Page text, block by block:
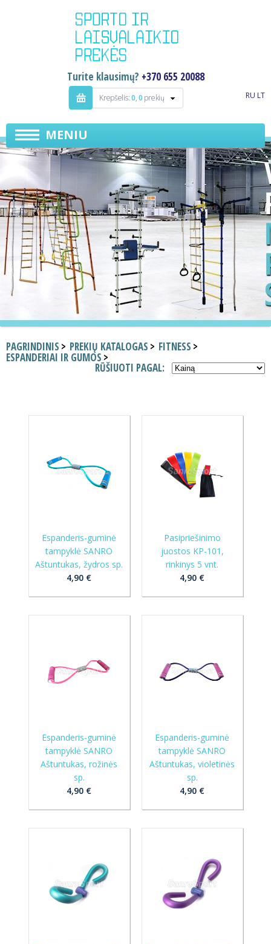
Turite klausimų? +370 655 20088
Krepšelis:0,0 prekių RU LT
MENIU
PAGRINDINIS PREKIŲ KATALOGAS FITNESS
ESPANDERIAI IR GUMOS
RŪŠIUOTI PAGAL:
Espanderis-guminė
tampyklė SANRO
Aštuntukas, žydros sp.
4,90 €
Pasipriešinimo
juostos KP-101,
rinkinys 5 vnt.
4,90 €
Espanderis-guminė
tampyklė SANRO
Aštuntukas, rožinės
sp.
4,90 €
Espanderis-guminė
tampyklė SANRO
Aštuntukas, violetinės
sp.
4,90 €